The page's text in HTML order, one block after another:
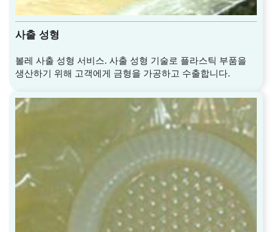
사출 성형
볼레 사출 성형 서비스. 사출 성형 기술로 플라스틱 부품을
생산하기 위해 고객에게 금형을 가공하고 수출합니다.